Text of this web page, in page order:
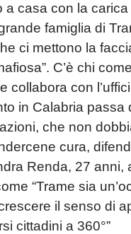
a casa con la
famiglia di
ci mettono la
C’è chi
collabora con
in Calabria passa
che non
cura,
Renda, 27 anni,
“Trame sia
il senso di
cittadini a 360°”